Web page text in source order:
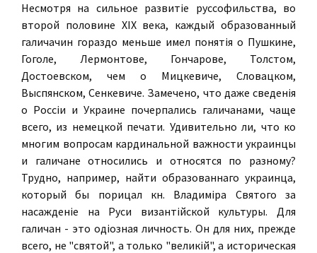
Несмотря на сильное развитiе руссофильства, во
второй половине XIX века, каждый образованный
галичачин гораздо меньше имел понятiя о Пушкине,
Гоголе, Лермонтове, Гончарове, Толстом,
Достоевском, чем о Мицкевиче, Словацком,
Выспянском, Сенкевиче. Замечено, что даже сведенiя
о Россiи и Украине почерпались галичанами, чаще
всего, из немецкой печати. Удивительно ли, что ко
многим вопросам кардинальной важности украинцы
и галичане относились и относятся по разному?
Трудно, например, найти образованнаго украинца,
который бы порицал кн. Владимiра Святого за
насажденiе на Руси византiйской культуры. Для
галичан - это одiозная личность. Он для них, прежде
всего, не "святой", а только "великiй", а историческая